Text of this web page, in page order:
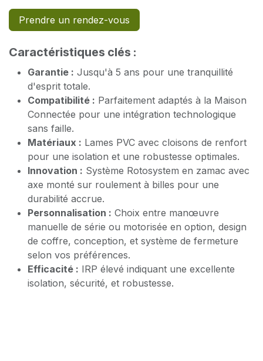
Prendre un rendez-vous
Caractéristiques clés :
Garantie : Jusqu'à 5 ans pour une tranquillité
d'esprit totale.
Compatibilité : Parfaitement adaptés à la Maison
Connectée pour une intégration technologique
sans faille.
Matériaux : Lames PVC avec cloisons de renfort
pour une isolation et une robustesse optimales.
Innovation : Système Rotosystem en zamac avec
axe monté sur roulement à billes pour une
durabilité accrue.
Personnalisation : Choix entre manœuvre
manuelle de série ou motorisée en option, design
de coffre, conception, et système de fermeture
selon vos préférences.
Efficacité : IRP élevé indiquant une excellente
isolation, sécurité, et robustesse.